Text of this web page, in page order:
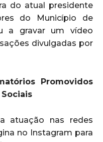
do atual presidente
do Município de
a gravar um vídeo
divulgadas por
Promovidos
atuação nas redes
no Instagram para